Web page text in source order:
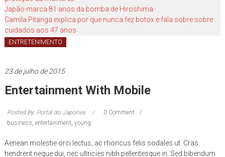
Japão marca 81 anos da bomba de Hiroshima
Camila Pitanga explica por que nunca fez botox e fala sobre sobre
cuidados aos 47 anos
ENTRETENIMENTO
23 de julho de 2015
Entertainment With Mobile
Posted By: Portal do Japones
0 Comment
business, entertainment, young
Aenean molestie orci lectus, ac rhoncus felis sodales ut. Cras
hendrerit neque dui, nec ultricies nibh pellentesque in. Sed bibendum